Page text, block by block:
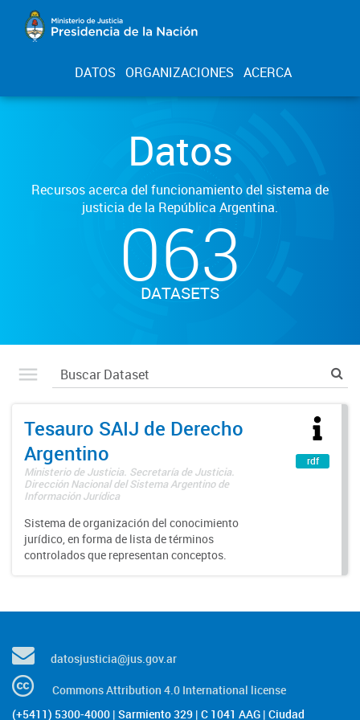
DATOS ORGANIZACIONES ACERCA
Datos
Recursos acerca del funcionamiento del sistema de
justicia de la República Argentina.
063
DATASETS
Tesauro SAIJ de Derecho
Argentino
Ministerio de Justicia. Secretaría de Justicia.
Dirección Nacional del Sistema Argentino de
Información Jurídica
Sistema de organización del conocimiento
jurídico, en forma de lista de términos
controlados que representan conceptos.
rdf
datosjusticia@jus.gov.ar
Commons Attribution 4.0 International license
(+5411) 5300-4000 | Sarmiento 329 | C 1041 AAG | Ciudad